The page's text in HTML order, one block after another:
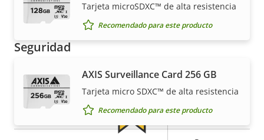
Descripción
de
propiedad
Valor de
la
propiedad
Clase de PoE 3
Seguridad
Descripción
de
propiedad
Valor de
la
propiedad
Sistema operativo firmado Sí
Arranque seguro
Tarjeta microSDXC™ de alta resistencia
Recomendado para este producto
AXIS Surveillance Card 256 GB
Tarjeta micro SDXC™ de alta resistencia
Recomendado para este producto
Garantía